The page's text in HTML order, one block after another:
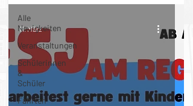
Alle
Neuigkeiten
Veranstaltungen
Schülerinnen
&
Schüler
Fahrten
11. März